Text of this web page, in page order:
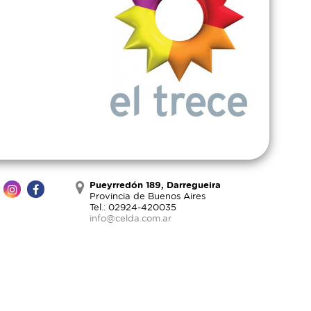
Pueyrredón 189, Darregueira
Provincia de Buenos Aires
Tel.: 02924-420035
info@celda.com.ar